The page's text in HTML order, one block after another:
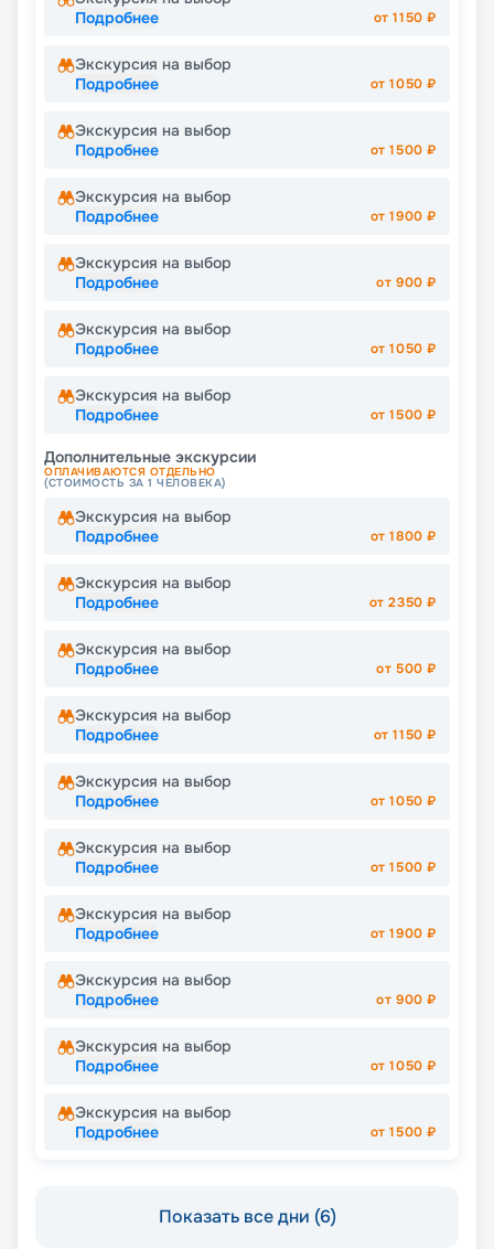
Подробнее
от1150 ₽
Экскурсия на выбор
Подробнее
от1050 ₽
Экскурсия на выбор
Подробнее
от1500 ₽
Экскурсия на выбор
Подробнее
от1900 ₽
Экскурсия на выбор
Подробнее
от 900 ₽
Экскурсия на выбор
Подробнее
от1050 ₽
Экскурсия на выбор
Подробнее
от1500 ₽
Дополнительные экскурсии
ОПЛАЧИВАЮТСЯ ОТДЕЛЬНО
(СТОИМОСТЬ ЗА 1 ЧЕЛОВЕКА)
Экскурсия на выбор
Подробнее
от1800 ₽
Экскурсия на выбор
Подробнее
от2350 ₽
Экскурсия на выбор
Подробнее
от 500 ₽
Экскурсия на выбор
Подробнее
от1150 ₽
Экскурсия на выбор
Подробнее
от1050 ₽
Экскурсия на выбор
Подробнее
от1500 ₽
Экскурсия на выбор
Подробнее
от1900 ₽
Экскурсия на выбор
Подробнее
от 900 ₽
Экскурсия на выбор
Подробнее
от1050 ₽
Экскурсия на выбор
Подробнее
от1500 ₽
Показать все дни (6)